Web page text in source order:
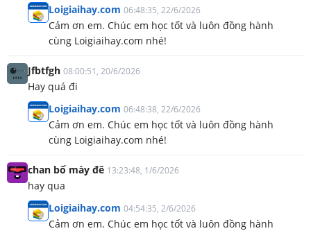
Loigiaihay.com 06:48:35, 22/6/2026
Cảm ơn em. Chúc em học tốt và luôn đồng hành
cùng Loigiaihay.com nhé!
Jfbtfgh 08:00:51, 20/6/2026
Hay quá đi
Loigiaihay.com 06:48:38, 22/6/2026
Cảm ơn em. Chúc em học tốt và luôn đồng hành
cùng Loigiaihay.com nhé!
chan bố mày đê 13:23:48, 1/6/2026
hay qua
Loigiaihay.com 04:54:35, 2/6/2026
Cảm ơn em. Chúc em học tốt và luôn đồng hành